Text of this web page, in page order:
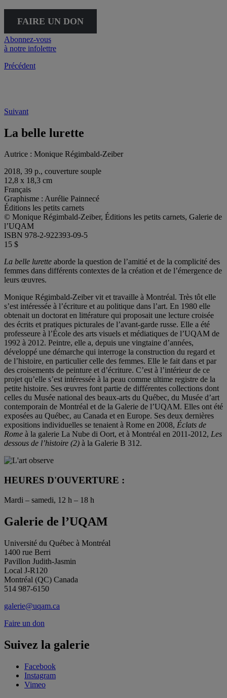
FAIRE UN DON
Abonnez-vous
à notre infolettre
Précédent
Suivant
La belle lurette
Autrice : Monique Régimbald-Zeiber
2018, 39 p., couverture souple
12,8 x 18,3 cm
Français
Graphisme : Aurélie Painnecé
Éditions les petits carnets
© Monique Régimbald-Zeiber, Éditions les petits carnets, Galerie de
l’UQAM
ISBN 978-2-922393-09-5
15 $
La belle lurette aborde la question de l’amitié et de la complicité des
femmes dans différents contextes de la création et de l’émergence de
leurs œuvres.
Monique Régimbald-Zeiber vit et travaille à Montréal. Très tôt elle
s’est intéressée à l’écriture et au politique dans l’art. En 1980 elle
obtenait un doctorat en littérature qui proposait une lecture croisée
des écrits et pratiques picturales de l’avant-garde russe. Elle a été
professeure à l’École des arts visuels et médiatiques de l’UQAM de
1992 à 2012. Peintre, elle a, depuis une vingtaine d’années,
développé une démarche qui interroge la construction du regard et
de l’histoire, en particulier celle des femmes. Elle le fait dans et par
des croisements de peinture et d’écriture. C’est à l’intérieur de ce
projet qu’elle s’est intéressée à la peau comme ultime registre de la
petite histoire. Ses œuvres font partie de différentes collections dont
celles du Musée national des beaux-arts du Québec, du Musée d’art
contemporain de Montréal et de la Galerie de l’UQAM. Elles ont été
exposées au Québec, au Canada et en Europe. Ses deux dernières
expositions individuelles se tenaient à Rome en 2008, Éclats de
Rome à la galerie La Nube di Oort, et à Montréal en 2011-2012, Les
dessous de l’histoire (2) à la Galerie B 312.
HEURES D'OUVERTURE :
Mardi – samedi, 12 h – 18 h
Galerie de l’UQAM
Université du Québec à Montréal
1400 rue Berri
Pavillon Judith-Jasmin
Local J-R120
Montréal (QC) Canada
514 987-6150
galerie@uqam.ca
Faire un don
Suivez la galerie
Facebook
Instagram
Vimeo